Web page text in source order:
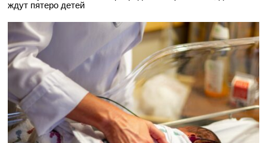
ждут пятеро детей